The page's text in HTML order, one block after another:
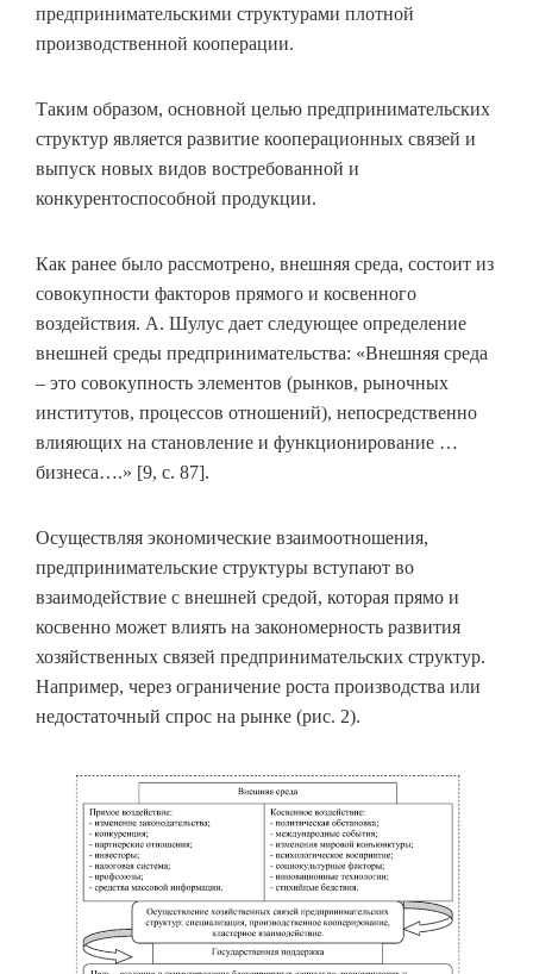
предпринимательскими структурами плотной
производственной кооперации.
Таким образом, основной целью предпринимательских
структур является развитие кооперационных связей и
выпуск новых видов востребованной и
конкурентоспособной продукции.
Как ранее было рассмотрено, внешняя среда, состоит из
совокупности факторов прямого и косвенного
воздействия. А. Шулус дает следующее определение
внешней среды предпринимательства: «Внешняя среда
– это совокупность элементов (рынков, рыночных
институтов, процессов отношений), непосредственно
влияющих на становление и функционирование …
бизнеса….» [9, с. 87].
Осуществляя экономические взаимоотношения,
предпринимательские структуры вступают во
взаимодействие с внешней средой, которая прямо и
косвенно может влиять на закономерность развития
хозяйственных связей предпринимательских структур.
Например, через ограничение роста производства или
недостаточный спрос на рынке (рис. 2).